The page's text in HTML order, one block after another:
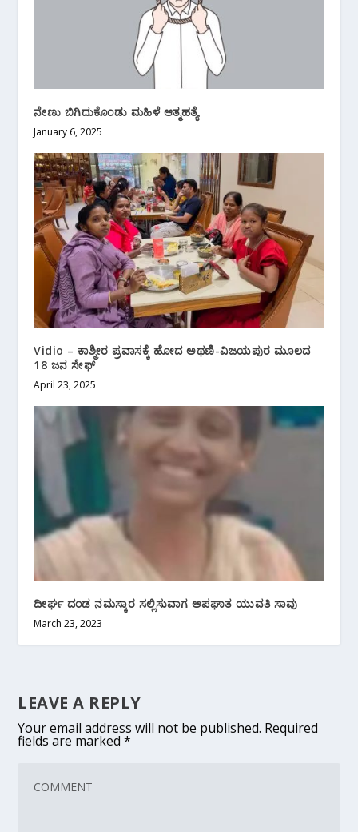
ನೇಣು ಬಿಗಿದುಕೊಂಡು ಮಹಿಳೆ ಆತ್ಮಹತ್ಯೆ
January 6, 2025
Vidio – ಕಾಶ್ಮೀರ ಪ್ರವಾಸಕ್ಕೆ ಹೋದ ಅಥಣಿ-ವಿಜಯಪುರ ಮೂಲದ
18 ಜನ ಸೇಫ್
April 23, 2025
ದೀರ್ಘ ದಂಡ ನಮಸ್ಕಾರ ಸಲ್ಲಿಸುವಾಗ ಅಪಘಾತ ಯುವತಿ ಸಾವು
March 23, 2023
LEAVE A REPLY
Your email address will not be published. Required
fields are marked*